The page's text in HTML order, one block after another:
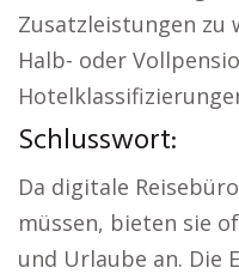
Zusatzleistungen zu
Halb- oder
Schlusswort:
Da digitale
müssen, bieten sie
und Urlaube an. Die